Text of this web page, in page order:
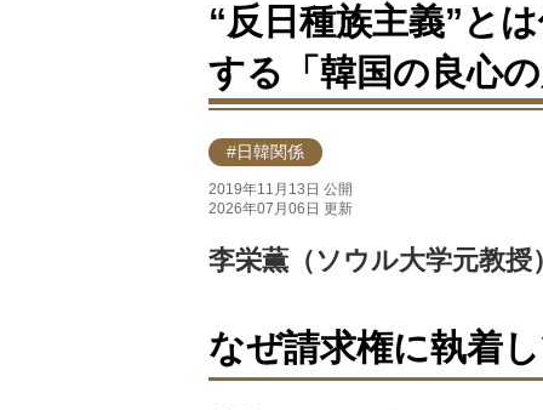
“反日種族主義”と
する「韓国の良心の
#日韓関係
2019年11月13日 公開
2026年07月06日 更新
李栄薫（ソウル大学元教授
なぜ請求権に執着